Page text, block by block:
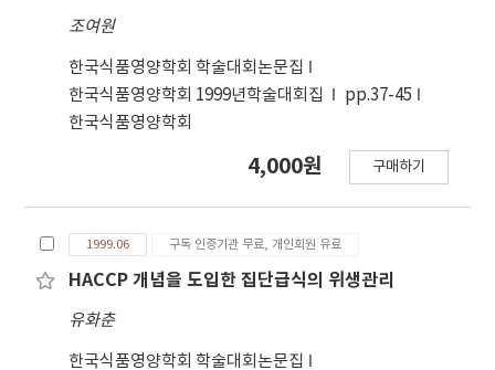
조여원
한국식품영양학회 학술대회논문집
한국식품영양학회 1999년학술대회집
pp.37-45
한국식품영양학회
4,000원 구매하기
1999.06 구독 인증기관 무료, 개인회원 유료
HACCP 개념을 도입한 집단급식의 위생관리
유화춘
한국식품영양학회 학술대회논문집